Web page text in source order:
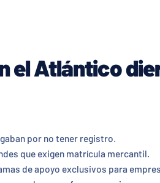
el Atlántico
por no tener registro.
que exigen matrícula mercantil.
de apoyo exclusivos para